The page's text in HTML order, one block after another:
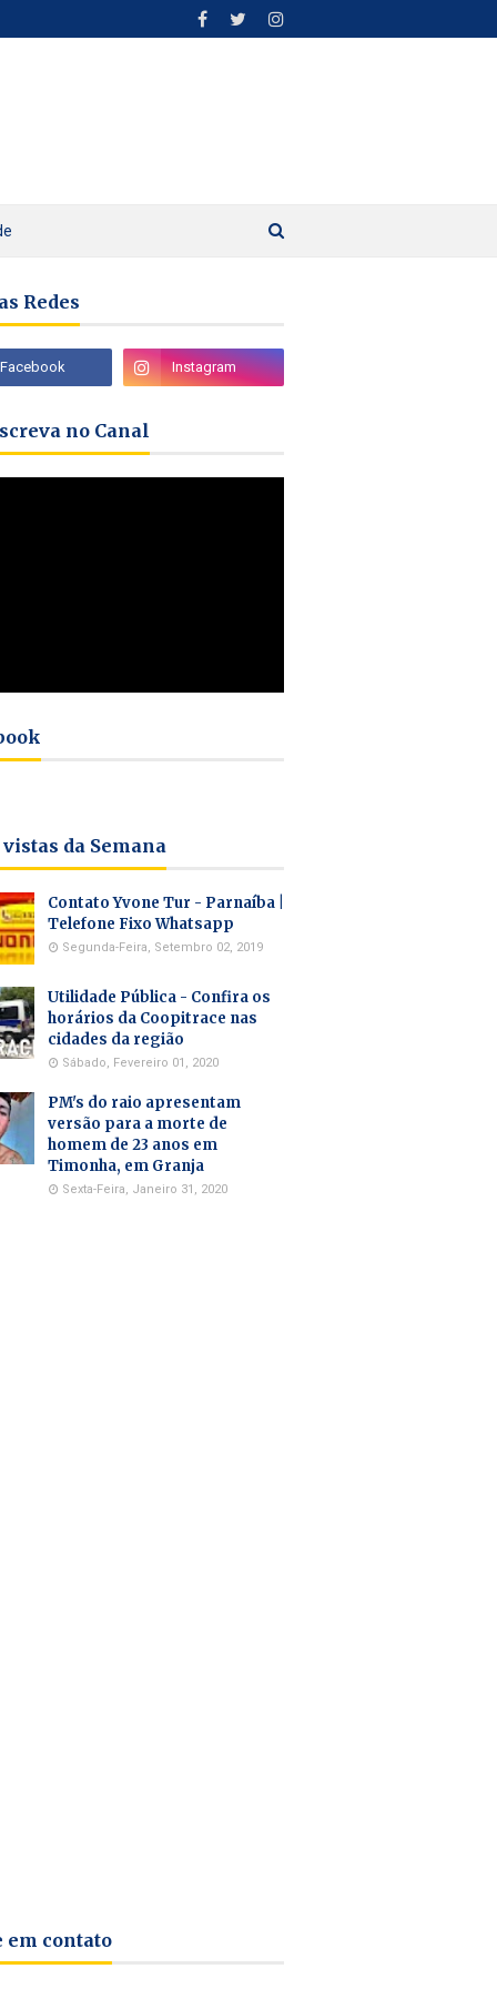
Redes
no Canal
da Semana
Contato Yvone Tur - Parnaíba |
Telefone Fixo Whatsapp
Segunda-Feira, Setembro 02, 2019
Utilidade Pública - Confira os
horários da Coopitrace nas
cidades da região
Sábado, Fevereiro 01, 2020
PM's do raio apresentam
versão para a morte de
homem de 23 anos em
Timonha, em Granja
Sexta-Feira, Janeiro 31, 2020
em contato